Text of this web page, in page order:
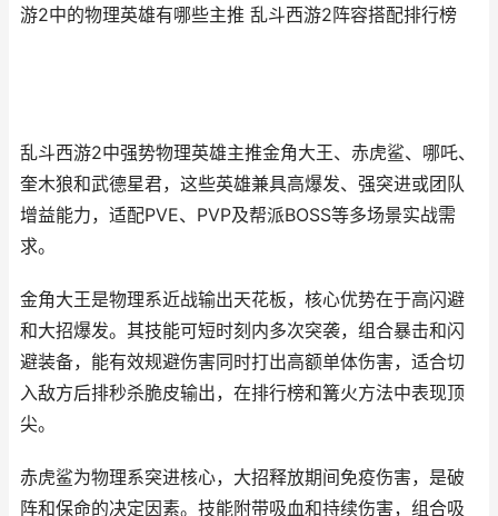
游2中的物理英雄有哪些主推 乱斗西游2阵容搭配排行榜
乱斗西游2中强势物理英雄主推金角大王、赤虎鲨、哪吒、
奎木狼和武德星君，这些英雄兼具高爆发、强突进或团队
增益能力，适配PVE、PVP及帮派BOSS等多场景实战需
求。
金角大王是物理系近战输出天花板，核心优势在于高闪避
和大招爆发。其技能可短时刻内多次突袭，组合暴击和闪
避装备，能有效规避伤害同时打出高额单体伤害，适合切
入敌方后排秒杀脆皮输出，在排行榜和篝火方法中表现顶
尖。
赤虎鲨为物理系突进核心，大招释放期间免疫伤害，是破
阵和保命的决定因素。技能附带吸血和持续伤害，组合吸